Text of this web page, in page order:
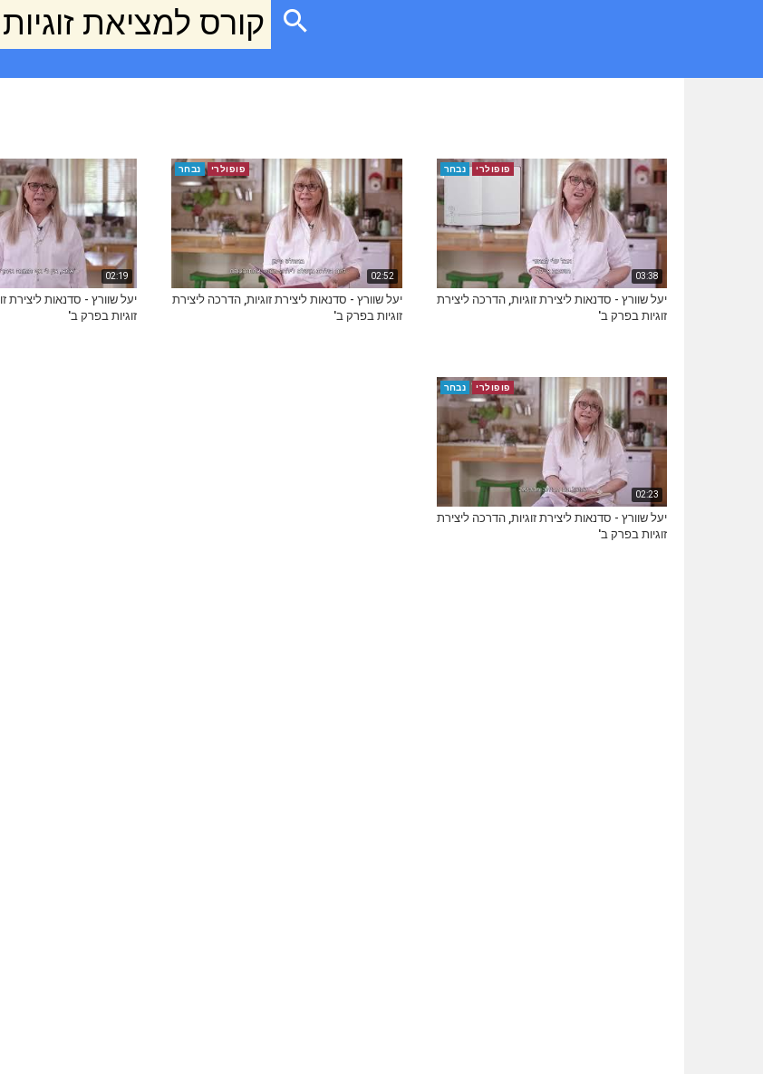
קורס למציאת זוגיות
03:38
פופולרי נבחר
יעל שוורץ - סדנאות ליצירת זוגיות, הדרכה ליצירת
זוגיות בפרק ב'
02:52
פופולרי נבחר
יעל שוורץ - סדנאות ליצירת זוגיות, הדרכה ליצירת
זוגיות בפרק ב'
02:19
יעל שוורץ - סדנאות ליצירת
זוגיות בפרק ב'
02:23
פופולרי נבחר
יעל שוורץ - סדנאות ליצירת זוגיות, הדרכה ליצירת
זוגיות בפרק ב'